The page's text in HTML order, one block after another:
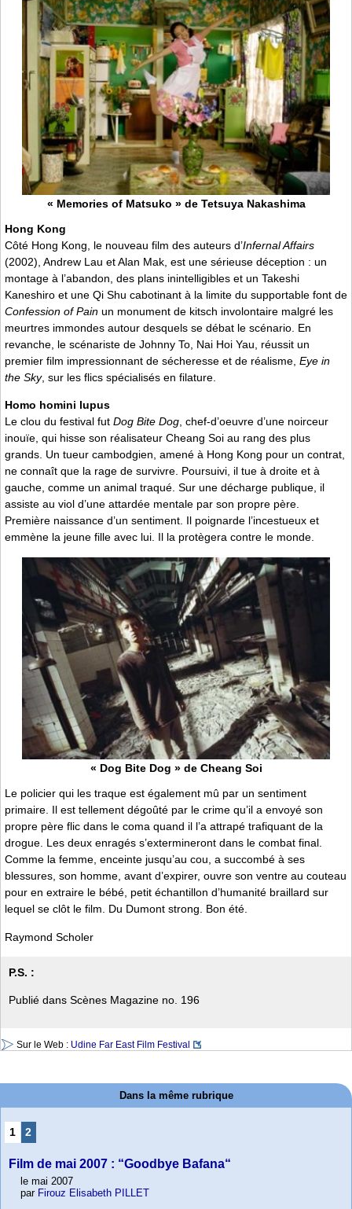
« Memories of Matsuko » de Tetsuya Nakashima
Hong Kong
Côté Hong Kong, le nouveau film des auteurs d’Infernal Affairs
(2002), Andrew Lau et Alan Mak, est une sérieuse déception : un
montage à l’abandon, des plans inintelligibles et un Takeshi
Kaneshiro et une Qi Shu cabotinant à la limite du supportable font de
Confession of Pain un monument de kitsch involontaire malgré les
meurtres immondes autour desquels se débat le scénario. En
revanche, le scénariste de Johnny To, Nai Hoi Yau, réussit un
premier film impressionnant de sécheresse et de réalisme, Eye in
the Sky, sur les flics spécialisés en filature.
Homo homini lupus
Le clou du festival fut Dog Bite Dog, chef-d’oeuvre d’une noirceur
inouïe, qui hisse son réalisateur Cheang Soi au rang des plus
grands. Un tueur cambodgien, amené à Hong Kong pour un contrat,
ne connaît que la rage de survivre. Poursuivi, il tue à droite et à
gauche, comme un animal traqué. Sur une décharge publique, il
assiste au viol d’une attardée mentale par son propre père.
Première naissance d’un sentiment. Il poignarde l’incestueux et
emmène la jeune fille avec lui. Il la protègera contre le monde.
« Dog Bite Dog » de Cheang Soi
Le policier qui les traque est également mû par un sentiment
primaire. Il est tellement dégoûté par le crime qu’il a envoyé son
propre père flic dans le coma quand il l’a attrapé trafiquant de la
drogue. Les deux enragés s’extermineront dans le combat final.
Comme la femme, enceinte jusqu’au cou, a succombé à ses
blessures, son homme, avant d’expirer, ouvre son ventre au couteau
pour en extraire le bébé, petit échantillon d’humanité braillard sur
lequel se clôt le film. Du Dumont strong. Bon été.
Raymond Scholer
P.S. :
Publié dans Scènes Magazine no. 196
Sur le Web : Udine Far East Film Festival
Dans la même rubrique
1 2
Film de mai 2007 : “Goodbye Bafana“
le mai 2007
par Firouz Elisabeth PILLET